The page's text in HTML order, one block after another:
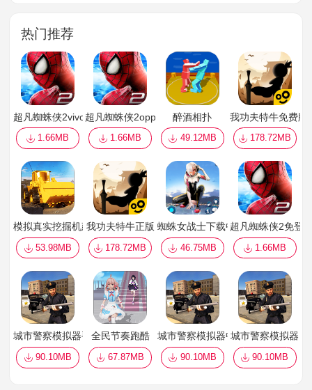
热门推荐
超凡蜘蛛侠2vivo
1.66MB
超凡蜘蛛侠2oppo
1.66MB
醉酒相扑
49.12MB
我功夫特牛免费版
178.72MB
模拟真实挖掘机建造
53.98MB
我功夫特牛正版
178.72MB
蜘蛛女战士下载中文版
46.75MB
超凡蜘蛛侠2免登
1.66MB
城市警察模拟器手机1.1 版
90.10MB
全民节奏跑酷
67.87MB
城市警察模拟器中文版
90.10MB
城市警察模拟器
90.10MB